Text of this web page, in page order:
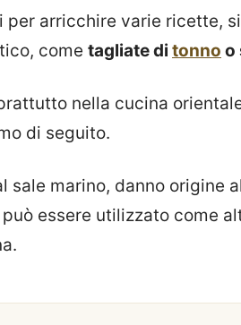
per arricchire varie ricette,
come tagliate di tonno o
nella cucina
di seguito.
sale marino, danno origine
essere utilizzato come